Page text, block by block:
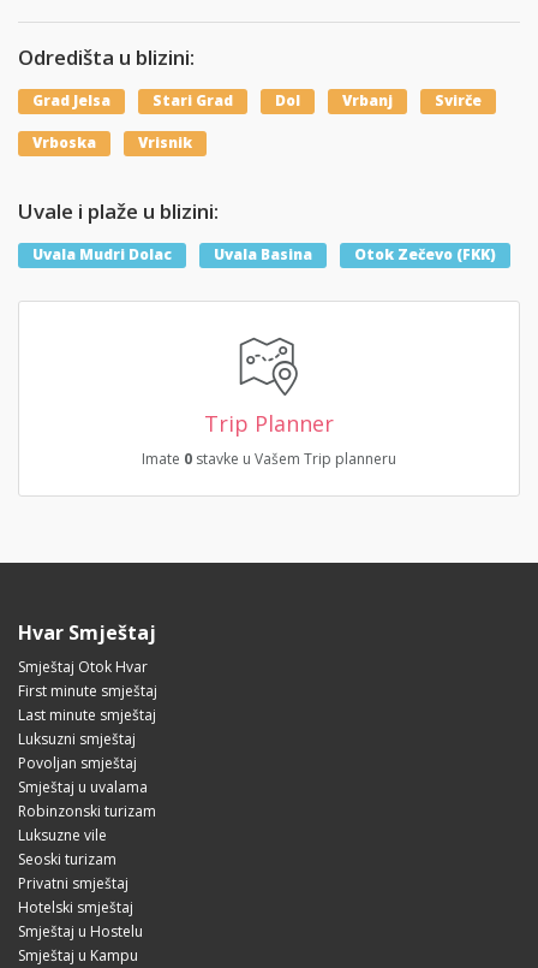
Odredišta u blizini:
Grad Jelsa Stari Grad Dol Vrbanj Svirče
Vrboska Vrisnik
Uvale i plaže u blizini:
Uvala Mudri Dolac Uvala Basina Otok Zečevo (FKK)
Trip Planner
Imate 0 stavke u Vašem Trip planneru
Hvar Smještaj
Smještaj Otok Hvar
First minute smještaj
Last minute smještaj
Luksuzni smještaj
Povoljan smještaj
Smještaj u uvalama
Robinzonski turizam
Luksuzne vile
Seoski turizam
Privatni smještaj
Hotelski smještaj
Smještaj u Hostelu
Smještaj u Kampu